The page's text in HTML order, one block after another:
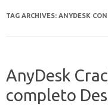
TAG ARCHIVES: ANYDESK
AnyDesk
completo